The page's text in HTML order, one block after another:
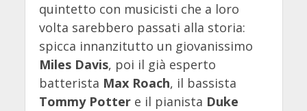
quintetto con musicisti che a loro
volta sarebbero passati alla storia:
spicca innanzitutto un giovanissimo
Miles Davis, poi il già esperto
batterista Max Roach, il bassista
Tommy Pottere il pianista Duke